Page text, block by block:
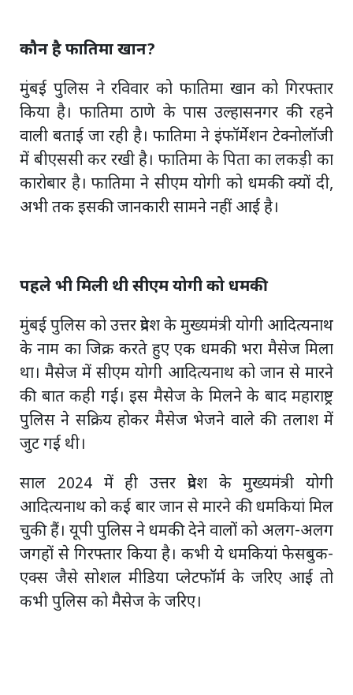
कौन है फातिमा खान?
मुंबई पुलिस ने रविवार को फातिमा खान को गिरफ्तार
किया है। फातिमा ठाणे के पास उल्हासनगर की रहने
वाली बताई जा रही है। फातिमा ने इंफॉर्मेशन टेक्नोलॉजी
में बीएससी कर रखी है। फातिमा के पिता का लकड़ी का
कारोबार है। फातिमा ने सीएम योगी को धमकी क्यों दी,
अभी तक इसकी जानकारी सामने नहीं आई है।
पहले भी मिली थी सीएम योगी को धमकी
मुंबई पुलिस को उत्तर प्रदेश के मुख्यमंत्री योगी आदित्यनाथ
के नाम का जिक्र करते हुए एक धमकी भरा मैसेज मिला
था। मैसेज में सीएम योगी आदित्यनाथ को जान से मारने
की बात कही गई। इस मैसेज के मिलने के बाद महाराष्ट्र
पुलिस ने सक्रिय होकर मैसेज भेजने वाले की तलाश में
जुट गई थी।
साल 2024 में ही उत्तर प्रदेश के मुख्यमंत्री योगी
आदित्यनाथ को कई बार जान से मारने की धमकियां मिल
चुकी हैं। यूपी पुलिस ने धमकी देने वालों को अलग-अलग
जगहों से गिरफ्तार किया है। कभी ये धमकियां फेसबुक-
एक्स जैसे सोशल मीडिया प्लेटफॉर्म के जरिए आईं तो
कभी पुलिस को मैसेज के जरिए।